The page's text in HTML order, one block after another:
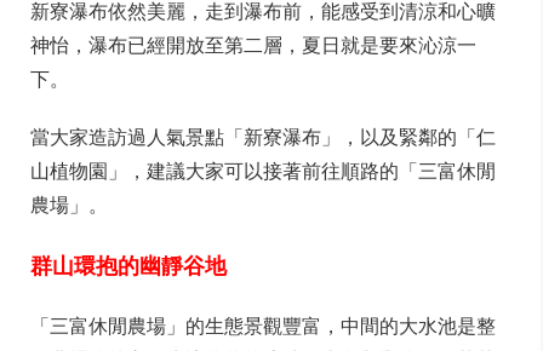
新寮瀑布依然美麗，走到瀑布前，能感受到清涼和心曠
神怡，瀑布已經開放至第二層，夏日就是要來沁涼一
下。
當大家造訪過人氣景點「新寮瀑布」，以及緊鄰的「仁
山植物園」，建議大家可以接著前往順路的「三富休閒
農場」。
群山環抱的幽靜谷地
「三富休閒農場」的生態景觀豐富，中間的大水池是整